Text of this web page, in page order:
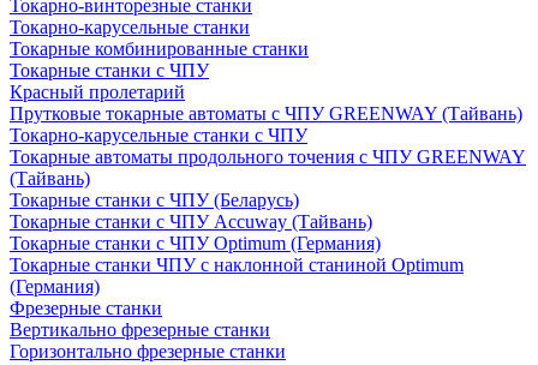
Токарно-винторезные станки
Токарно-карусельные станки
Токарные комбинированные станки
Токарные станки с ЧПУ
Красный пролетарий
Прутковые токарные автоматы с ЧПУ GREENWAY (Тайвань)
Токарно-карусельные станки с ЧПУ
Токарные автоматы продольного точения с ЧПУ GREENWAY
(Тайвань)
Токарные станки с ЧПУ (Беларусь)
Токарные станки с ЧПУ Accuway (Тайвань)
Токарные станки с ЧПУ Optimum (Германия)
Токарные станки ЧПУ с наклонной станиной Optimum
(Германия)
Фрезерные станки
Вертикально фрезерные станки
Горизонтально фрезерные станки